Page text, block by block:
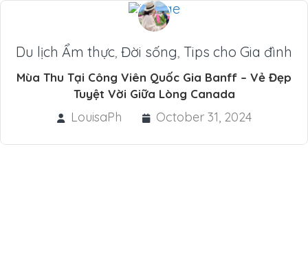
Du lịch Ẩm thực Đời sống Tips cho Gia đình
Mùa Thu Tại Công Viên Quốc Gia Banff – Vẻ Đẹp
Tuyệt Vời Giữa Lòng Canada
LouisaPh October 31, 2024